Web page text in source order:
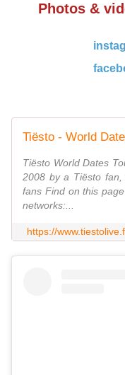
Photos &
Tiësto World Dates
2008 by a Tiësto
fans Find on this
networks:...
https://